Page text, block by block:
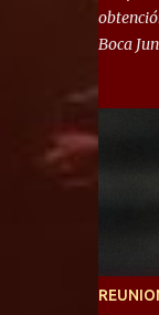
foco de
reúna
clubes
afirmó
Boca
Defensa
Copa
año, la
en su
con 6